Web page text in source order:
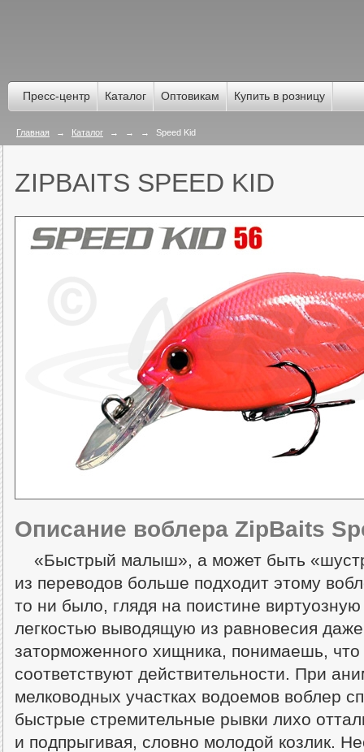
Пресс-центр Каталог Оптовикам Купить в розницу
Главная → Каталог → → → Speed Kid
ZIPBAITS SPEED KID
Описание воблера ZipBaits
«Быстрый малыш», а может быть
из переводов больше подходит этому
то ни было, глядя на поистине
легкостью выводящую из равновесия даже
заторможенного хищника, понимаешь,
соответствуют действительности. При
мелководных участках водоемов воблер
быстрые стремительные рывки лихо
и подпрыгивая, словно молодой козлик.